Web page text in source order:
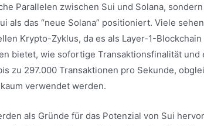
Parallelen zwischen Sui und Solana,
als das “neue Solana” positioniert. Viele
Krypto-Zyklus, da es als Layer-1-
bietet, wie sofortige Transaktionsfinalität und
zu 297.000 Transaktionen pro Sekunde,
verwendet werden.
als Gründe für das Potenzial von Sui